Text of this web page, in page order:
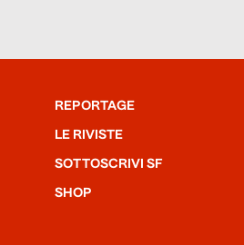
REPORTAGE
LE RIVISTE
SOTTOSCRIVI SF
SHOP